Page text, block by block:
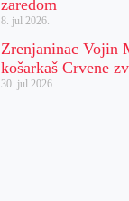
zaredom
8. jul 2026.
Zrenjaninac Vojin
košarkaš Crvene
30. jul 2026.